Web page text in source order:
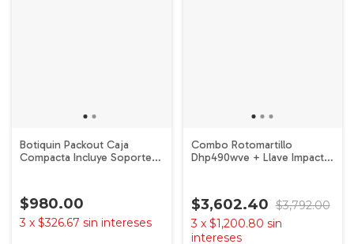
Botiquin Packout Caja
Compacta Incluye Soporte
$980.00
3 x $326.67 sin intereses
Combo Rotomartillo
Dhp490wve + Llave Impacto
$3,602.40 $3,792.00
3 x $1,200.80 sin
intereses